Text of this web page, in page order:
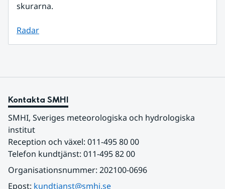
skurarna.
Radar
Kontakta SMHI
SMHI, Sveriges meteorologiska och hydrologiska
institut
Reception och växel: 011-495 80 00
Telefon kundtjänst: 011-495 82 00
Organisationsnummer: 202100-0696
Epost: kundtjanst@smhi.se